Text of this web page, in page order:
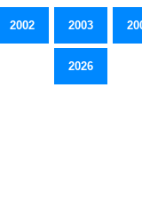
2002 2003
2026